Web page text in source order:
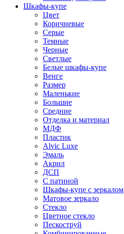
Шкафы-купе
Цвет
Коричневые
Серые
Темные
Черные
Светлые
Белые шкафы-купе
Венге
Размер
Маленькие
Большие
Средние
Отделка и материал
МДФ
Пластик
Alvic Luxe
Эмаль
Акрил
ДСП
С патиной
Шкафы-купе с зеркалом
Матовое зеркало
Стекло
Цветное стекло
Пескоструй